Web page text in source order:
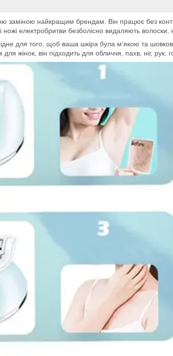
заміною найкращим брендам. Він працює без
ножі електробритви безболісно видаляють
для того, щоб ваша шкіра була м’якою та
жінок, він підходить для обличчя, пахв, ніг,